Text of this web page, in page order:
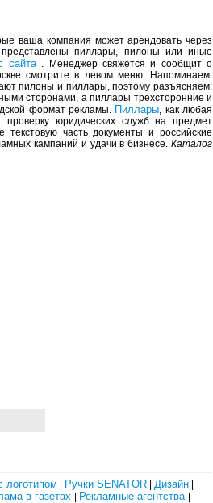
ваша компания может арендовать через
пиллары, пилоны или иные
сайта. Менеджер свяжется и сообщит о
смотрите в левом меню. Напоминаем:
пилоны и пиллары, поэтому разъясняем:
сторонами, а пиллары трехсторонние и
формат рекламы. Пиллары, как любая
юридических служб на предмет
текстовую часть документы и российские
кампаний и удачи в бизнесе. Каталог
логотипом Ручки SENATOR Дизайн
в газетах Рекламные агентства